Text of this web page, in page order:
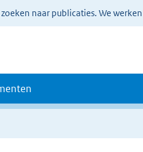
naar publicaties. We